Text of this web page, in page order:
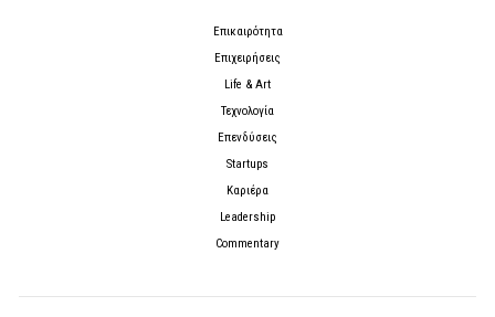
Επικαιρότητα
Επιχειρήσεις
Life & Art
Τεχνολογία
Επενδύσεις
Startups
Καριέρα
Leadership
Commentary